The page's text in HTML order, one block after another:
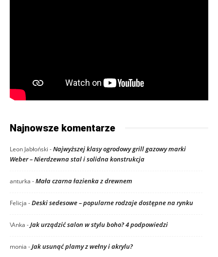
Najnowsze komentarze
Leon Jabłoński -Najwyższej klasy ogrodowy grill gazowy marki
Weber – Nierdzewna stal i solidna konstrukcja
anturka -Mała czarna łazienka z drewnem
Felicja -Deski sedesowe – popularne rodzaje dostępne na rynku
\Anka -Jak urządzić salon w stylu boho? 4 podpowiedzi
monia -Jak usunąć plamy z wełny i akrylu?